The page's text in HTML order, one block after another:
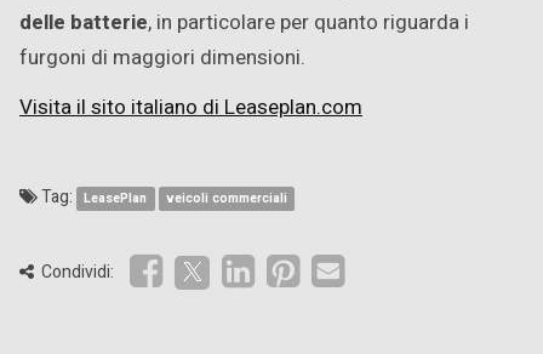
delle batterie, in particolare per quanto riguarda i
furgoni di maggiori dimensioni.
Visita il sito italiano di Leaseplan.com
Tag: LeasePlan veicoli commerciali
Condividi: